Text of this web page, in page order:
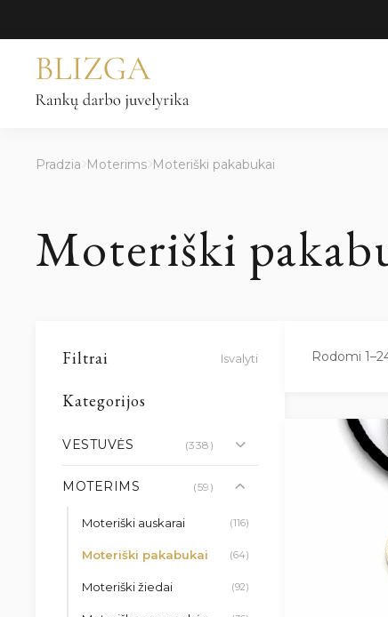
Pradzia Moterims Moteriški pakabukai
Moteriški
Filtrai Isvalyti
Kategorijos
VESTUVĖS (338)
MOTERIMS (59)
Moteriški auskarai (116)
Moteriški pakabukai (64)
Moteriški žiedai (92)
Rodomi